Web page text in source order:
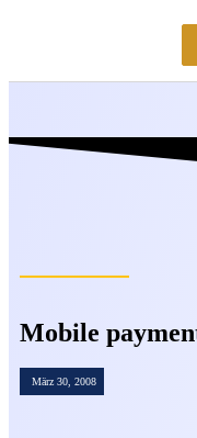
Mobile
März 30, 2008